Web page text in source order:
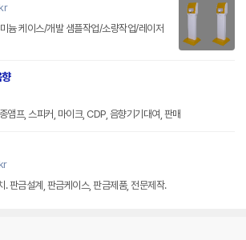
늄 케이스/개발 샘플작업/소량작업/레이저
앰프, 스피커, 마이크, CDP, 음향기기대여, 판매
. 판금설계, 판금케이스, 판금제품, 전문제작.